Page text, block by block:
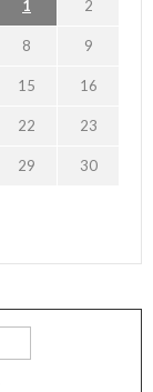
1 2
8 9
15 16
22 23
29 30